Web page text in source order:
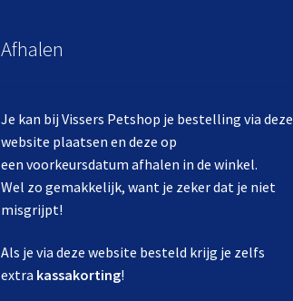
Afhalen
Je kan bij Vissers Petshop je bestelling via deze
website plaatsen en deze op
een voorkeursdatum afhalen in de winkel.
Wel zo gemakkelijk, want je zeker dat je niet
misgrijpt!
Als je via deze website besteld krijg je zelfs
extra kassakorting!